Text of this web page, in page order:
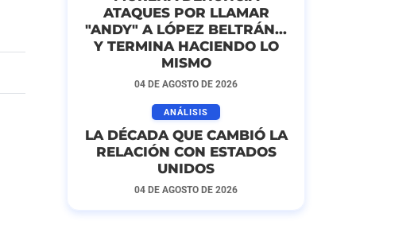
ATAQUES POR LLAMAR
"ANDY" A LÓPEZ BELTRÁN...
Y TERMINA HACIENDO LO
MISMO
04 DE AGOSTO DE 2026
ANÁLISIS
LA DÉCADA QUE CAMBIÓ LA
RELACIÓN CON ESTADOS
UNIDOS
04 DE AGOSTO DE 2026